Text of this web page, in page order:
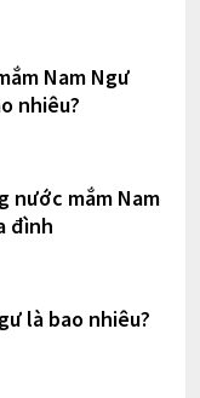
Nam Ngư
nhiêu?
nước mắm Nam
đình
là bao nhiêu?